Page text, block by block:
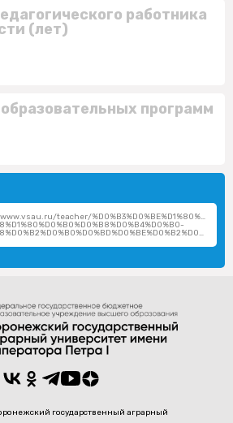
работника
(лет)
программ
teacher/
%D0%B8%D0%B2%D0%B0%D0%BD%D0%BE%D0%B2%D0%BD%D0%B0/
государственный аграрный